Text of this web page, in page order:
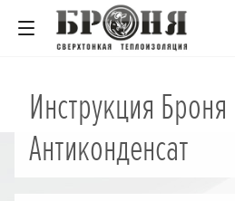
Инструкция Броня
Антиконденсат